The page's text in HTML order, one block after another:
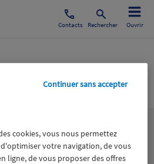
Contacts Rechercher Ouvrir
cookies, vous nous permettez
d'optimiser votre navigation, de vous
ligne, de vous proposer des offres
Continuer sans accepter